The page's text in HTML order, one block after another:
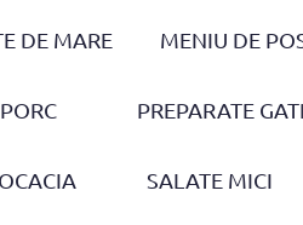
DE MARE MENIU DE
PREPARATE
SALATE MICI